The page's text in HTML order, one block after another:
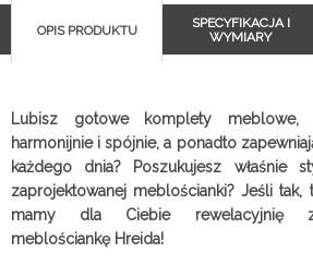
OPIS PRODUKTU
SPECYFIKACJA I
WYMIARY
Lubisz gotowe komplety meblowe,
harmonijnie i spójnie, a ponadto
każdego dnia? Poszukujesz właśnie
zaprojektowanej meblościanki? Jeśli tak,
mamy dla Ciebie rewelacyjnię
meblościankę Hreida!